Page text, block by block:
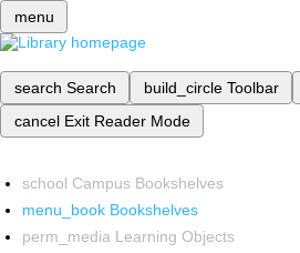
menu
search Search build_circle Toolbar
cancel Exit Reader Mode
school Campus Bookshelves
menu_book Bookshelves
perm_media Learning Objects